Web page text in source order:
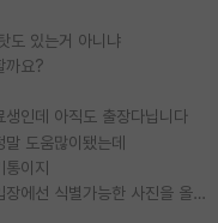
도 있는거 아니냐
까요?
생인데 아직도 출장다닙니다
도움많이됐는데
이지
정보보안 연구하는 입장에선 식별가능한 사진을 올리는건 비추이긴함